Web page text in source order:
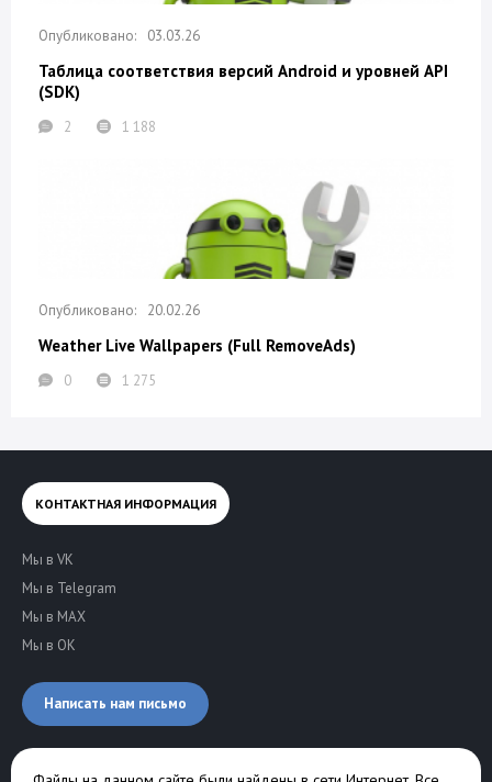
03.03.26
Таблица соответствия версий Android и уровней API
(SDK)
2 1 188
20.02.26
Weather Live Wallpapers (Full RemoveAds)
0 1 275
КОНТАКТНАЯ ИНФОРМАЦИЯ
Мы в VK
Мы в Telegram
Мы в MAX
Мы в OK
Написать нам письмо